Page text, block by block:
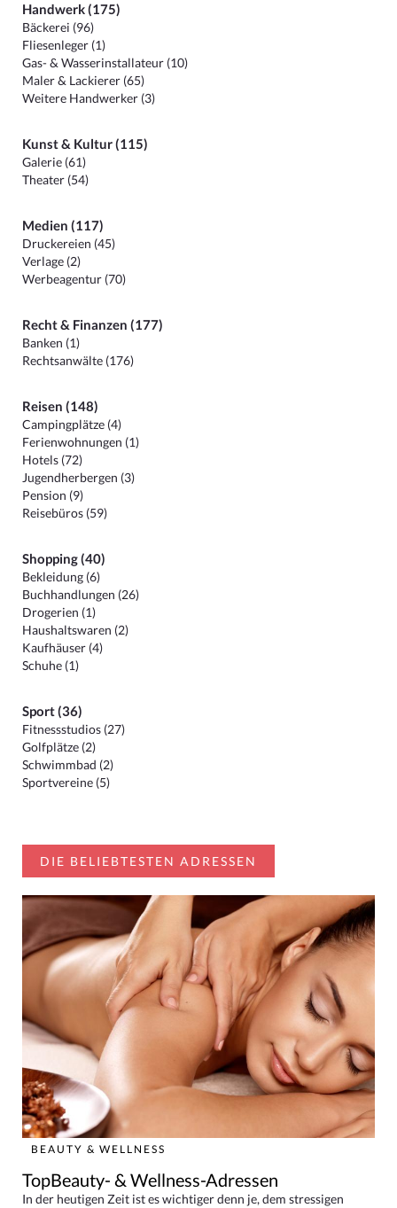
Handwerk (175)
Bäckerei (96)
Fliesenleger (1)
Gas- & Wasserinstallateur (10)
Maler & Lackierer (65)
Weitere Handwerker (3)
Kunst & Kultur (115)
Galerie (61)
Theater (54)
Medien (117)
Druckereien (45)
Verlage (2)
Werbeagentur (70)
Recht & Finanzen (177)
Banken (1)
Rechtsanwälte (176)
Reisen (148)
Campingplätze (4)
Ferienwohnungen (1)
Hotels (72)
Jugendherbergen (3)
Pension (9)
Reisebüros (59)
Shopping (40)
Bekleidung (6)
Buchhandlungen (26)
Drogerien (1)
Haushaltswaren (2)
Kaufhäuser (4)
Schuhe (1)
Sport (36)
Fitnessstudios (27)
Golfplätze (2)
Schwimmbad (2)
Sportvereine (5)
DIE BELIEBTESTEN ADRESSEN
BEAUTY & WELLNESS
TopBeauty- & Wellness-Adressen
In der heutigen Zeit ist es wichtiger denn je, dem stressigen